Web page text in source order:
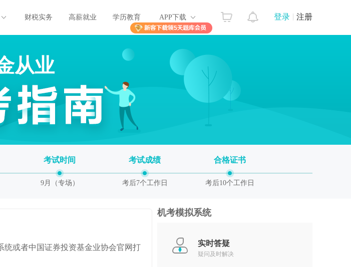
登录 注册
财税实务 高薪就业 学历教育 APP下载
从业
考试时间
9月（专场）
考试成绩
考后7个工作日
合格证书
考后10个工作日
统或者中国证券投资基金业协会官网打
机考模拟系统
实时答疑
疑问及时解决